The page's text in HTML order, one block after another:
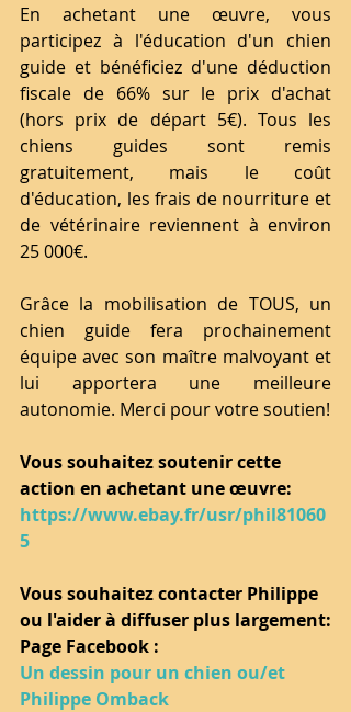
En achetant une œuvre, vous
participez à l'éducation d'un chien
guide et bénéficiez d'une déduction
fiscale de 66% sur le prix d'achat
(hors prix de départ 5€). Tous les
chiens guides sont remis
gratuitement, mais le coût
d'éducation, les frais de nourriture et
de vétérinaire reviennent à environ
25 000€.
Grâce la mobilisation de TOUS, un
chien guide fera prochainement
équipe avec son maître malvoyant et
lui apportera une meilleure
autonomie. Merci pour votre soutien!
Vous souhaitez soutenir cette
action en achetant une œuvre:
https://www.ebay.fr/usr/phil81060
5
Vous souhaitez contacter Philippe
ou l'aider à diffuser plus largement:
Page Facebook :
Un dessin pour un chien ou/et
Philippe Omback